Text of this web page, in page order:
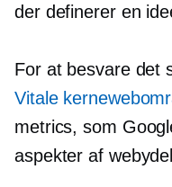
der definerer en
For at besvare det
Vitale
metrics, som
aspekter af